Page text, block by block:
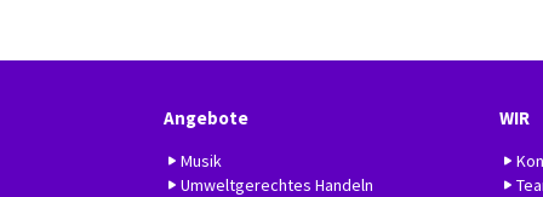
Angebote
Musik
Umweltgerechtes Handeln
WIR